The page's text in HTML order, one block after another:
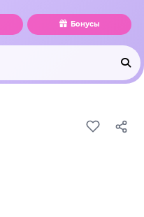
Бонусы